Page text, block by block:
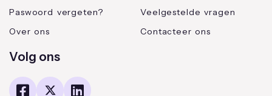
Paswoord vergeten?
Over ons
Veelgestelde vragen
Contacteer ons
Volg ons